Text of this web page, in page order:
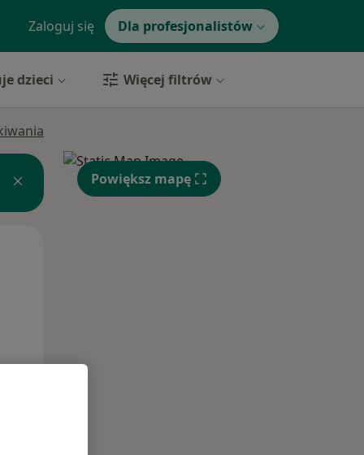
Zaloguj się Dla profesjonalistów
dzieci Więcej filtrów
Powiększ mapę